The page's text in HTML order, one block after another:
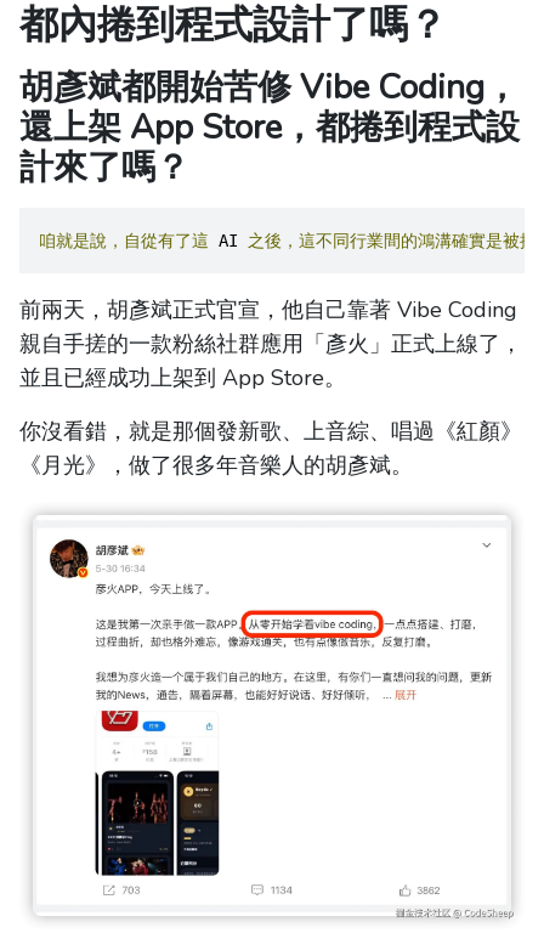
都內捲到程式設計了嗎？
胡彥斌都開始苦修 Vibe Coding，
還上架 App Store，都捲到程式設
計來了嗎？
咱就是說，自從有了這 AI 之後，這不同行業間的鴻溝確實是被抹
前兩天，胡彥斌正式官宣，他自己靠著 Vibe Coding
親自手搓的一款粉絲社群應用「彥火」正式上線了，
並且已經成功上架到 App Store。
你沒看錯，就是那個發新歌、上音綜、唱過《紅顏》
《月光》，做了很多年音樂人的胡彥斌。